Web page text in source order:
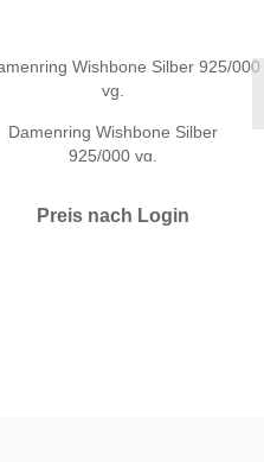
Damenring Wishbone Silber
925/000 vg.
Preis nach Login